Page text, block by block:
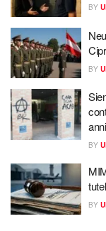
BY
BY
anni
BY
BY